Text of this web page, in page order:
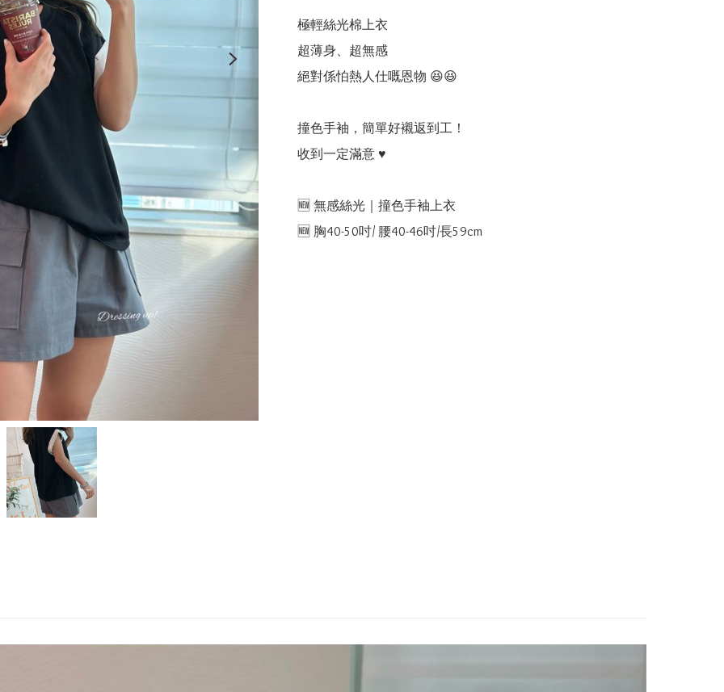
極輕絲光棉上衣
超薄身、超無感
絕對係怕熱人仕嘅恩物 😆😆
撞色手袖，簡單好襯返到工！
收到一定滿意 ♥️
🆕 無感絲光｜撞色手袖上衣
🆕 胸40-50吋/ 腰40-46吋/長59cm